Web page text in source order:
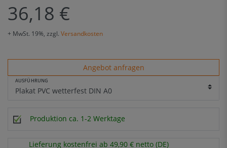
36,18 €
+ MwSt. 19%, zzgl. Versandkosten
Angebot anfragen
AUSFÜHRUNG
Produktion ca. 1-2 Werktage
Lieferung kostenfrei ab 49,90 € netto (DE)